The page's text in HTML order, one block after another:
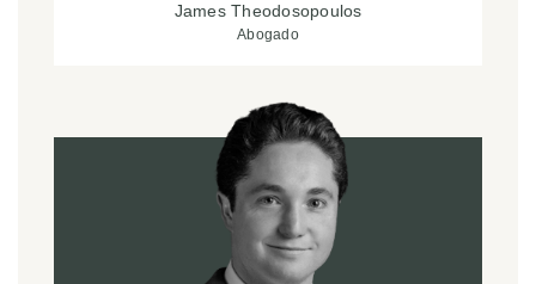
James Theodosopoulos
Abogado